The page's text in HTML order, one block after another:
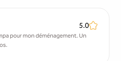
5.0
pour mon déménagement. Un